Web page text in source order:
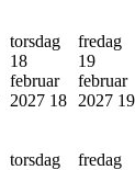
torsdag
18
februar
2027 18
fredag
19
februar
2027 19
torsdag
fredag